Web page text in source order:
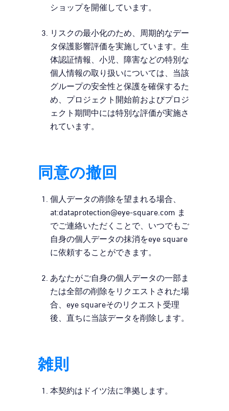
ショップを開催しています。
リスクの最小化のため、周期的なデー
タ保護影響評価を実施しています。生
体認証情報、小児、障害などの特別な
個人情報の取り扱いについては、当該
グループの安全性と保護を確保するた
め、プロジェクト開始前およびプロジ
ェクト期間中には特別な評価が実施さ
れています。
同意の撤回
個人データの削除を望まれる場合、
at:dataprotection@eye-square.com ま
でご連絡いただくことで、いつでもご
自身の個人データの抹消をeye square
に依頼することができます。
あなたがご自身の個人データの一部ま
たは全部の削除をリクエストされた場
合、eye squareそのリクエスト受理
後、直ちに当該データを削除します。
雑則
本契約はドイツ法に準拠します。